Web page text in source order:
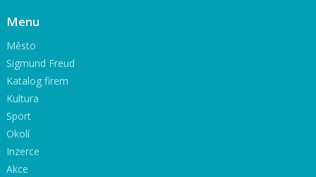
Menu
Město
Sigmund Freud
Katalog firem
Kultura
Sport
Okolí
Inzerce
Akce